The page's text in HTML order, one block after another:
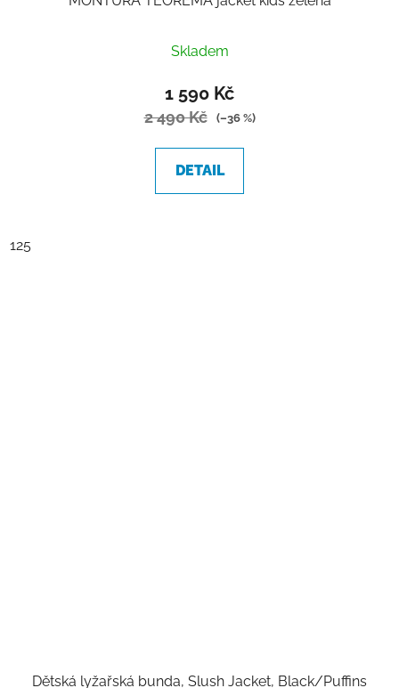
Skladem
1 590 Kč
2 490 Kč (–36 %)
DETAIL
125
Dětská lyžařská bunda, Slush Jacket, Black/Puffins